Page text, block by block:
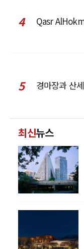
4
5
최신뉴스